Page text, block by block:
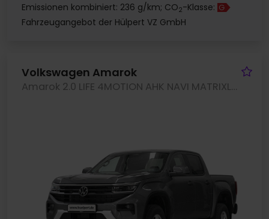
Emissionen kombiniert: 236 g/km; CO2-Klasse: G
Fahrzeugangebot der Hülpert VZ GmbH
Volkswagen Amarok
Amarok 2.0 LIFE 4MOTION AHK NAVI MATRIXLED CAM